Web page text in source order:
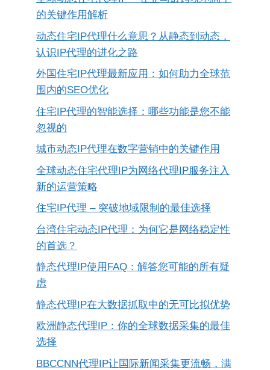
的关键作用解析
动态住宅IP代理什么意思？从静态到动态，
认识IP代理的进化之路
外国住宅IP代理最新应用：如何助力全球范
围内的SEO优化
住宅IP代理的智能选择：哪些功能是您不能
忽视的
城市动态IP代理在数字营销中的关键作用
全球动态住宅代理IP为网络代理IP服务注入
新的运营策略
住宅IP代理 – 突破地域限制的最佳选择
台湾住宅动态IP代理：为何它是网络稳定性
的首选？
静态代理IP使用FAQ：解答您可能的所有疑
虑
静态代理IP在大数据抓取中的无可比拟优势
欧洲静态代理IP：你的全球数据采集的最佳
选择
BBCCNN代理IP让国际新闻采集更流畅，满